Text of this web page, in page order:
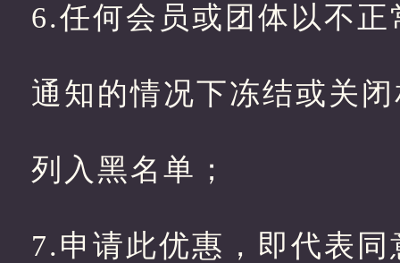
6.任何会员或团体以不
通知的情况下冻结或关
列入黑名单；
7.申请此优惠，即代表